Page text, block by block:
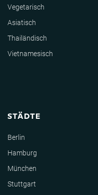
Vegetarisch
Asiatisch
Thailändisch
Vietnamesisch
STÄDTE
Berlin
Hamburg
München
Stuttgart